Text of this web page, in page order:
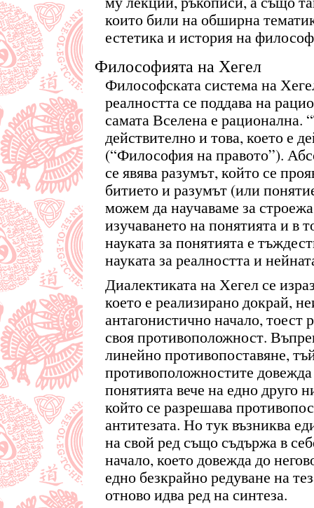
които били на обширна
естетика и история на
Философията на Хегел
Философската система на
реалността се поддава на
самата Вселена е рационална.
действително и това, което е
(“Философия на правото”).
се явява разумът, който се
битието и разумът (или
можем да научаваме за
изучаването на понятията и в
науката за понятията е
науката за реалността и
Диалектиката на Хегел се
което е реализирано докрай,
антагонистично начало, тоест
своя противоположност.
линейно противопоставяне,
противоположностите
понятията вече на едно друго
който се разрешава
антитезата. Но тук възниква
на свой ред също съдържа в
начало, което довежда до
едно безкрайно редуване на
отново идва ред на синтеза.